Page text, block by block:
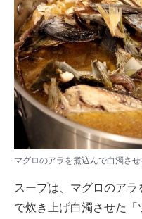
マグロのアラを煮込んで白濁させ
スープは、マグロのア
で炊き上げ白濁させた